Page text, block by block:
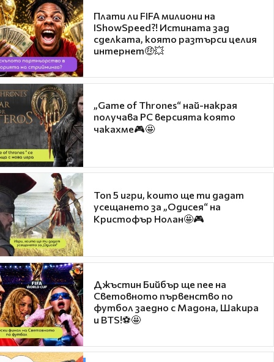
Плати ли FIFA милиони на
IShowSpeed?! Истината зад
сделката, която разтърси целия
интернет🤑💥
„Game of Thrones“ най-накрая
получава PC версията която
чакахме🎮🤩
Топ 5 игри, които ще ти дадат
усещането за „Одисея“ на
Кристофър Нолан🤩🎮
Джъстин Бийбър ще пее на
Световното първенство по
футбол заедно с Мадона, Шакира
и BTS!⚽🤩